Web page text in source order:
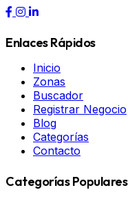
Enlaces Rápidos
Inicio
Zonas
Buscador
Registrar Negocio
Blog
Categorías
Contacto
Categorías Populares